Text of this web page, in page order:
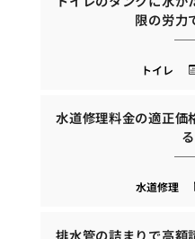
限の労力
トイレ
水道修理料金の適正価
水道修理
排水管の詰まりで高額